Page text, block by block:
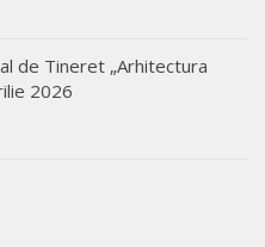
de Tineret „Arhitectura
2026